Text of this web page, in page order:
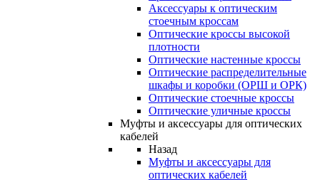
Аксессуары к оптическим
стоечным кроссам
Оптические кроссы высокой
плотности
Оптические настенные кроссы
Оптические распределительные
шкафы и коробки (ОРШ и ОРК)
Оптические стоечные кроссы
Оптические уличные кроссы
Муфты и аксессуары для оптических
кабелей
Назад
Муфты и аксессуары для
оптических кабелей